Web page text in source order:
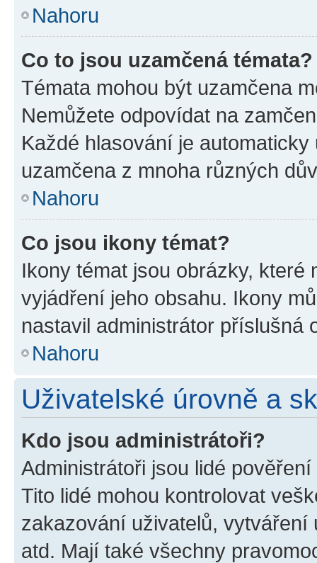
Nahoru
Co to jsou uzamčená témata?
Témata mohou být uzamčena
Nemůžete odpovídat na
Každé hlasování je
uzamčena z mnoha různých
Nahoru
Co jsou ikony témat?
Ikony témat jsou obrázky,
vyjádření jeho obsahu. Ikony
nastavil administrátor příslušná
Nahoru
Uživatelské úrovně a
Kdo jsou administrátoři?
Administrátoři jsou lidé
Tito lidé mohou kontrolovat
zakazování uživatelů,
atd. Mají také všechny